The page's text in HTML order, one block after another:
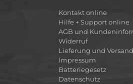
Kontakt online
Hilfe + Support online
AGB und
Widerruf
Lieferung und
Impressum
Batteriegesetz
Datenschutz